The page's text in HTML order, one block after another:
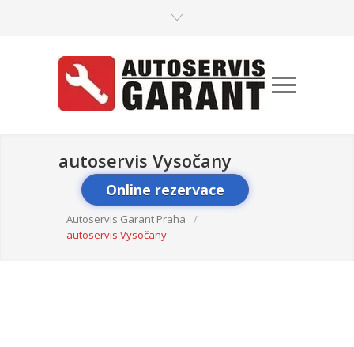
autoservis Vysočany
Online rezervace
Autoservis Garant Praha
/
autoservis Vysočany